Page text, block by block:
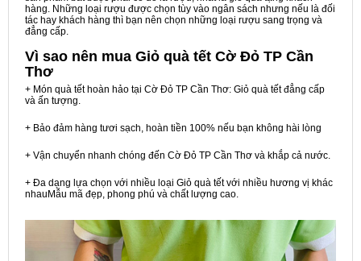
hàng. Những loại rượu được chọn tùy vào ngân sách nhưng nếu là đối
tác hay khách hàng thì bạn nên chọn những loại rượu sang trọng và
đẳng cấp.
Vì sao nên mua Giỏ quà tết Cờ Đỏ TP Cần
Thơ
+ Món quà tết hoàn hảo tại Cờ Đỏ TP Cần Thơ: Giỏ quà tết đẳng cấp
và ấn tượng.
+ Bảo đảm hàng tươi sạch, hoàn tiền 100% nếu bạn không hài lòng
+ Vận chuyển nhanh chóng đến Cờ Đỏ TP Cần Thơ và khắp cả nước.
+ Đa dạng lựa chọn với nhiều loại Giỏ quà tết với nhiều hương vị khác
nhauMẫu mã đẹp, phong phú và chất lượng cao.